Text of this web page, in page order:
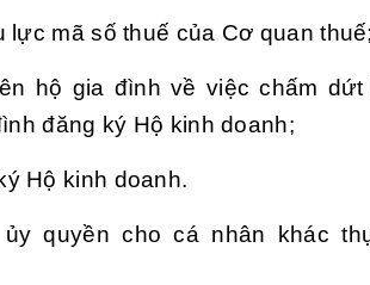
mã số thuế của Cơ quan thuế;
hộ gia đình về việc chấm
đăng ký Hộ kinh doanh;
Hộ kinh doanh.
quyền cho cá nhân khác